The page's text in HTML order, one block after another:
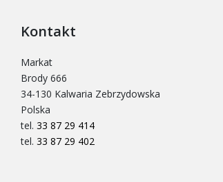
Kontakt
Markat
Brody 666
34-130 Kalwaria Zebrzydowska
Polska
tel. 33 87 29 414
tel. 33 87 29 402